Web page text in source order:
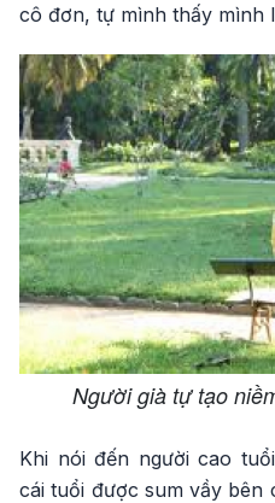
cô đơn, tự mình thấy mình
Người già tự tạo
Khi nói đến người cao
cái tuổi được sum vầy bên